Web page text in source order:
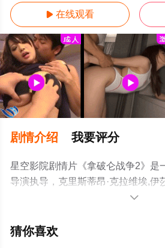
 在线观看
剧情介绍 我要评分
星空影院剧情片《拿破仑战争2》是
导演执导，克里斯蒂昂·克拉维埃,伊
尔·德帕迪约,约翰·马尔科维奇,阿努
克劳迪奥·阿门多拉,安德列·奥曼斯基

猜你喜欢